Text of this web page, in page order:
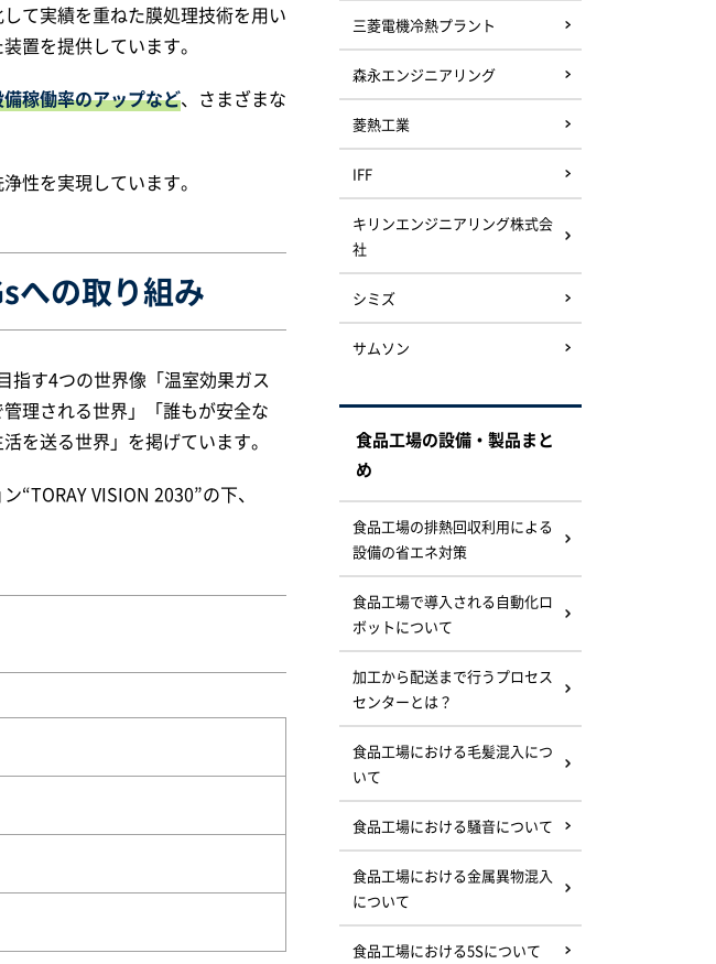
て実績を重ねた膜処理技術を用い
置を提供しています。
稼働率のアップなど、さまざまな
性を実現しています。
への取り組み
す4つの世界像「温室効果ガス
理される世界」「誰もが安全な
を送る世界」を掲げています。
“TORAY VISION 2030”の下、
三菱電機冷熱プラント
森永エンジニアリング
菱熱工業
IFF
キリンエンジニアリング株式会
社
シミズ
サムソン
食品工場の設備・製品まと
め
食品工場の排熱回収利用による
設備の省エネ対策
食品工場で導入される自動化ロ
ボットについて
加工から配送まで行うプロセス
センターとは？
食品工場における毛髪混入につ
いて
食品工場における騒音について
食品工場における金属異物混入
について
食品工場における5Sについて